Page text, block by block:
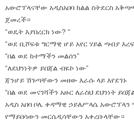
አውሮፕላናቸው አዲስአበባ ክልል ስትደርስ
ጀመረች።
“ወዴት እያበረርክ ነው? “
“ወደ ቢሾፍቱ ግርማዊ ሆይ አየር ሃይል ጣብያ
“በል ወደ ከተማችን መልሰን”
“ለደህንነትዎ ይበጃል ብዬኮ ነው”
ጃንሆይ ሽጉጣቸውን መዘው እራሱ ላይ እየደገኑ
“በል ወደ መናገሻችን አዙር ለራስህ ደህንነት
አዲስ አበባ ቦሌ ቀዳማዊ ኃይለሥላሴ
የማይበሳውን መርሴዲሳቸውን አቀረቡላቸው።